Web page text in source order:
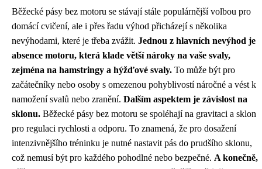
Běžecké pásy bez motoru se stávají stále populárnější volbou pro
domácí cvičení, ale i přes řadu výhod přicházejí s několika
nevýhodami, které je třeba zvážit. Jednou z hlavních nevýhod je
absence motoru, která klade větší nároky na vaše svaly,
zejména na hamstringy a hýžďové svaly. To může být pro
začátečníky nebo osoby s omezenou pohyblivostí náročné a vést k
namožení svalů nebo zranění. Dalším aspektem je závislost na
sklonu. Běžecké pásy bez motoru se spoléhají na gravitaci a sklon
pro regulaci rychlosti a odporu. To znamená, že pro dosažení
intenzivnějšího tréninku je nutné nastavit pás do prudšího sklonu,
což nemusí být pro každého pohodlné nebo bezpečné. A konečně,